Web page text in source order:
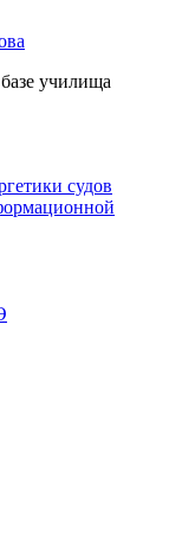
училища
судов